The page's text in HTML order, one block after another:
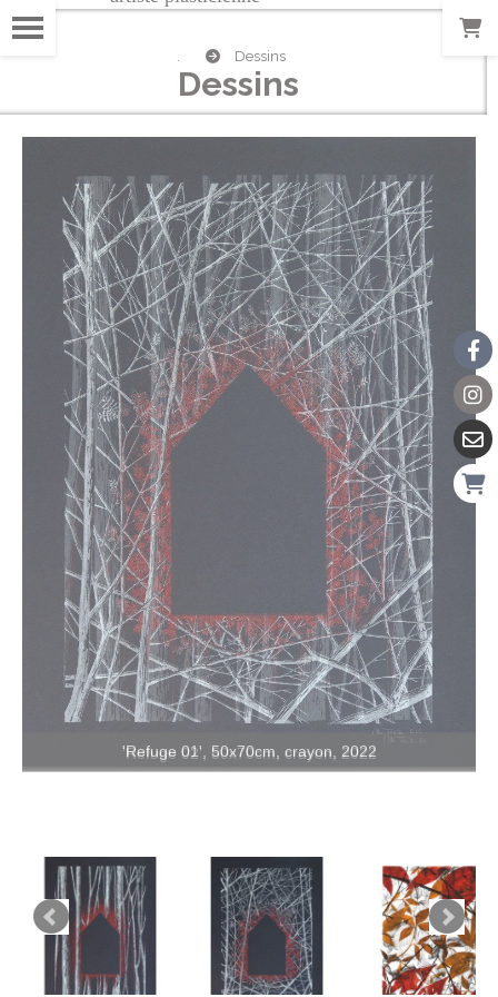
. Dessins
Dessins
'Refuge 02', 50x70cm, crayon, 2022
'Refuge 01', 50x70cm, crayon, 2022